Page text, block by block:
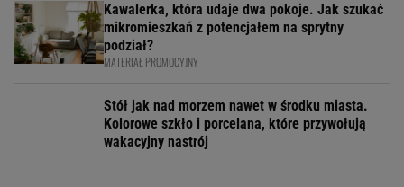
Kawalerka, która udaje dwa pokoje. Jak szukać
mikromieszkań z potencjałem na sprytny
podział?
MATERIAŁ PROMOCYJNY
Stół jak nad morzem nawet w środku miasta.
Kolorowe szkło i porcelana, które przywołują
wakacyjny nastrój